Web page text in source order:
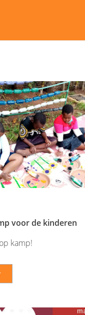
voor de kinderen
kamp!